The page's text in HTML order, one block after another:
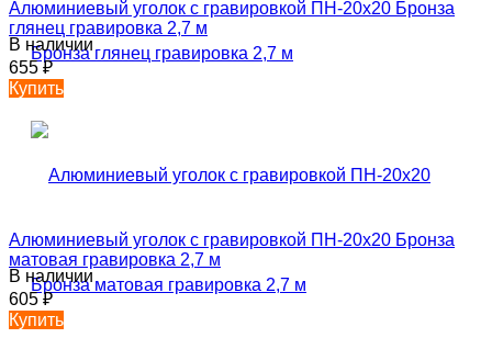
Алюминиевый уголок с гравировкой ПН-20х20 Бронза
глянец гравировка 2,7 м
В наличии
655₽
Купить
Алюминиевый уголок с гравировкой ПН-20х20 Бронза
матовая гравировка 2,7 м
В наличии
605₽
Купить